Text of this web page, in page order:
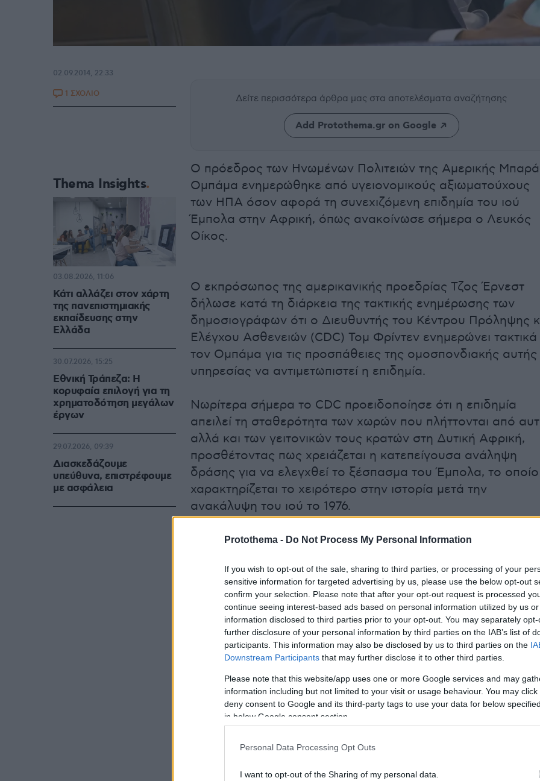
Protothema - Do Not Process My Personal Information
If you wish to opt-out of the sale, sharing to third parties, or processing of your
sensitive information for targeted advertising by us, please use the below opt-out
confirm your selection. Please note that after your opt-out request is processed
continue seeing interest-based ads based on personal information utilized by us
information disclosed to third parties prior to your opt-out. You may separately
further disclosure of your personal information by third parties on the IAB’s list of
participants. This information may also be disclosed by us to third parties on the
Downstream Participants that may further disclose it to other third parties.
Please note that this website/app uses one or more Google services and may
information including but not limited to your visit or usage behaviour. You may
deny consent to Google and its third-party tags to use your data for below
in below Google consent section.
Personal Data Processing Opt Outs
I want to opt-out of the Sharing of my personal data.
Δείτε περισσότερα άρθρα μας στα αποτελέσματα αναζήτησης
Add Protothema.gr on Google
Ο πρόεδρος των Ηνωμένων Πολιτειών της Αμερικής
Ομπάμα ενημερώθηκε από υγειονομικούς αξιωματούχους
των ΗΠΑ όσον αφορά τη συνεχιζόμενη επιδημία του ιού
Έμπολα στην Αφρική, όπως ανακοίνωσε σήμερα ο Λευκός
Οίκος.
Ο εκπρόσωπος της αμερικανικής προεδρίας Τζος Έρνεστ
δήλωσε κατά τη διάρκεια της τακτικής ενημέρωσης των
δημοσιογράφων ότι ο Διευθυντής του Κέντρου Πρόληψης
Ελέγχου Ασθενειών (CDC) Τομ Φρίντεν ενημερώνει τακτικά
τον Ομπάμα για τις προσπάθειες της ομοσπονδιακής αυτής
υπηρεσίας να αντιμετωπιστεί η επιδημία.
Νωρίτερα σήμερα το CDC προειδοποίησε ότι η επιδημία
απειλεί τη σταθερότητα των χωρών που πλήττονται από
αλλά και των γειτονικών τους κρατών στη Δυτική Αφρική,
προσθέτοντας πως χρειάζεται η κατεπείγουσα ανάληψη
δράσης για να ελεγχθεί το ξέσπασμα του Έμπολα, το οποίο
χαρακτηρίζεται το χειρότερο στην ιστορία μετά την
ανακάλυψη του ιού το 1976.
δυτική Αφρική, ανέφερε ότι αναμένει πως ο αριθμός των
κρουσμάτων Έμπολα θα αυξηθεί με μεγάλη ταχύτητα μέσα
στις επόμενες δύο εβδομάδες, καλώντας τις κυβερνήσεις
αντιδράσουν άμεσα για να αντιμετωπίσουν το πρόβλημα.
«Η πρόκληση δεν είναι να μάθουμε τι πρέπει να γίνει. Η
πρόκληση είναι να το κάνουμε αμέσως τώρα», είπε ο
σε δημοσιογράφους.
02.09.2014, 22:33
1 ΣΧΟΛΙΟ
Thema Insights
Κάτι αλλάζει στον χάρτη
της πανεπιστημιακής
εκπαίδευσης στην
Ελλάδα
03.08.2026, 11:06
Εθνική Τράπεζα: Η
κορυφαία επιλογή για τη
χρηματοδότηση μεγάλων
έργων
30.07.2026, 15:25
Διασκεδάζουμε
υπεύθυνα, επιστρέφουμε
με ασφάλεια
29.07.2026, 09:39